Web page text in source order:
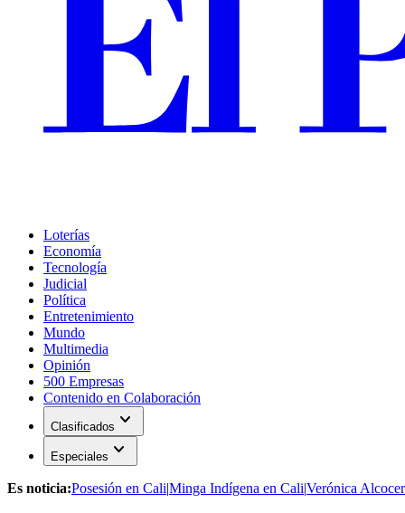
Loterías
Economía
Tecnología
Judicial
Política
Entretenimiento
Mundo
Multimedia
Opinión
500 Empresas
Contenido en Colaboración
Clasificados expand_more
Especiales expand_more
Es noticia:Posesión en Cali|Minga Indígena en Cali|Verónica Alcocer